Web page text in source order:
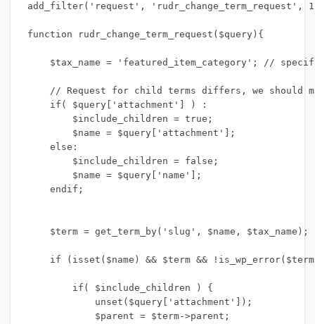
add_filter('request', 'rudr_change_term_request',
function rudr_change_term_request($query){
$tax_name = 'featured_item_category'; //
// Request for child terms differs, we should
    if( $query['attachment'] ) :
        $include_children = true;
        $name = $query['attachment'];
    else:
        $include_children = false;
        $name = $query['name'];
    endif;
$term = get_term_by('slug', $name,
if (isset($name) && $term &&
        if( $include_children ) {
            unset($query['attachment']);
            $parent = $term->parent;